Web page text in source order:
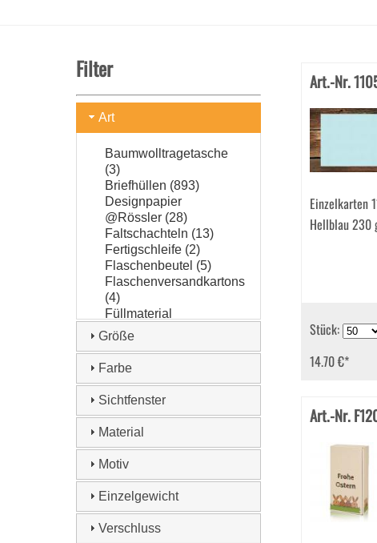
Filter
Art
Baumwolltragetasche
(3)
Briefhüllen (893)
Designpapier
@Rössler (28)
Faltschachteln (13)
Fertigschleife (2)
Flaschenbeutel (5)
Flaschenversandkartons
(4)
Füllmaterial
Holzwolle (3)
SizzlePak (6)
(40)
Geschenkboxen (24)
Geschenkkissen (4)
(81)
Geschenkschatullen
(4)
Größe
Farbe
Sichtfenster
Material
Motiv
Einzelgewicht
Verschluss
Art.-Nr.
Einzelkarten
Hellblau 230
Stück:
14.70 €*
Art.-Nr.